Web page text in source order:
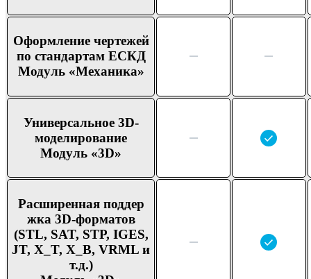
Оформление чертежей
по стандартам ЕСКД
Модуль «Механика»
Универсальное 3D-
моделирование
Модуль «3D»
Расширенная поддер
жка 3D-форматов
(STL, SAT, STP, IGES,
JT, X_T, X_B, VRML и
т.д.)